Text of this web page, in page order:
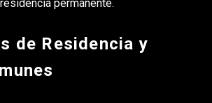
permanente.
de Residencia y